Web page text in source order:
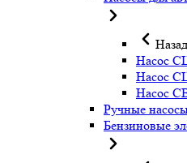
Назад
Насос
Насос
Насос
Ручные
Бензиновые